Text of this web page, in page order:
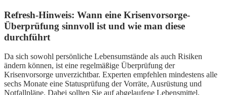
Refresh-Hinweis: Wann eine Krisenvorsorge-
Überprüfung sinnvoll ist und wie man diese
durchführt
Da sich sowohl persönliche Lebensumstände als auch Risiken
ändern können, ist eine regelmäßige Überprüfung der
Krisenvorsorge unverzichtbar. Experten empfehlen mindestens alle
sechs Monate eine Statusprüfung der Vorräte, Ausrüstung und
Notfallpläne. Dabei sollten Sie auf abgelaufene Lebensmittel,